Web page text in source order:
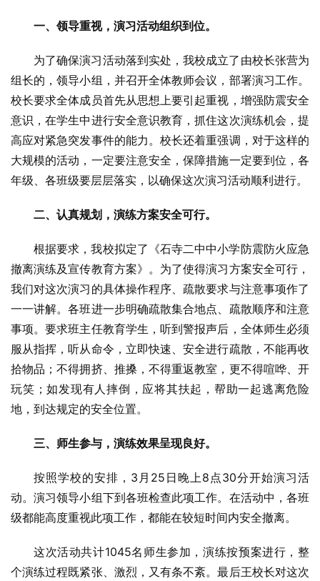
一、领导重视，演习活动组织到位。
为了确保演习活动落到实处，我校成立了由校长张营为
组长的，领导小组，并召开全体教师会议，部署演习工作。
校长要求全体成员首先从思想上要引起重视，增强防震安全
意识，在学生中进行安全意识教育，抓住这次演练机会，提
高应对紧急突发事件的能力。校长还着重强调，对于这样的
大规模的活动，一定要注意安全，保障措施一定要到位，各
年级、各班级要层层落实，以确保这次演习活动顺利进行。
二、认真规划，演练方案安全可行。
根据要求，我校拟定了《石寺二中中小学防震防火应急
撤离演练及宣传教育方案》。为了使得演习方案安全可行，
我们对这次演习的具体操作程序、疏散要求与注意事项作了
一一讲解。各班进一步明确疏散集合地点、疏散顺序和注意
事项。要求班主任教育学生，听到警报声后，全体师生必须
服从指挥，听从命令，立即快速、安全进行疏散，不能再收
拾物品；不得拥挤、推搡，不得重返教室，更不得喧哗、开
玩笑；如发现有人摔倒，应将其扶起，帮助一起逃离危险
地，到达规定的安全位置。
三、师生参与，演练效果呈现良好。
按照学校的安排，3月25日晚上8点30分开始演习活
动。演习领导小组下到各班检查此项工作。在活动中，各班
级都能高度重视此项工作，都能在较短时间内安全撤离。
这次活动共计1045名师生参加，演练按预案进行，整
个演练过程既紧张、激烈，又有条不紊。最后王校长对这次